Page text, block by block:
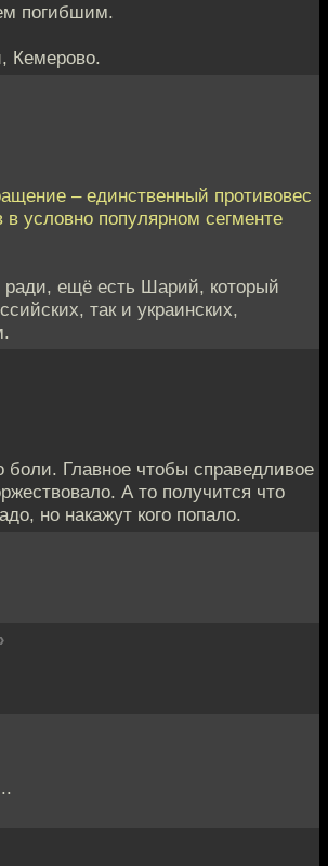
погибшим.
Кемерово.
– единственный противовес
в условно популярном сегменте
ради, ещё есть Шарий, который
так и украинских,
Главное чтобы справедливое
А то получится что
но накажут кого попало.